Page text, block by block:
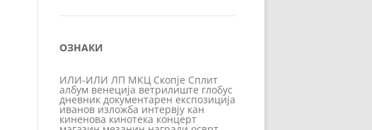
ОЗНАКИ
ИЛИ-ИЛИ ЛП МКЦ Скопје Сплит
албум венеција ветрилиште глобус
дневник документарен експозиција
иванов изложба интервју кан
киненова кинотека концерт